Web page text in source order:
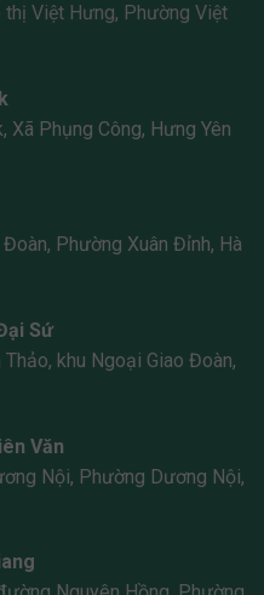
thị Việt Hưng, Phường Việt
Xã Phụng Công, Hưng Yên
Phường Xuân Đỉnh, Hà
Sứ
khu Ngoại Giao Đoàn,
Văn
Nội, Phường Dương Nội,